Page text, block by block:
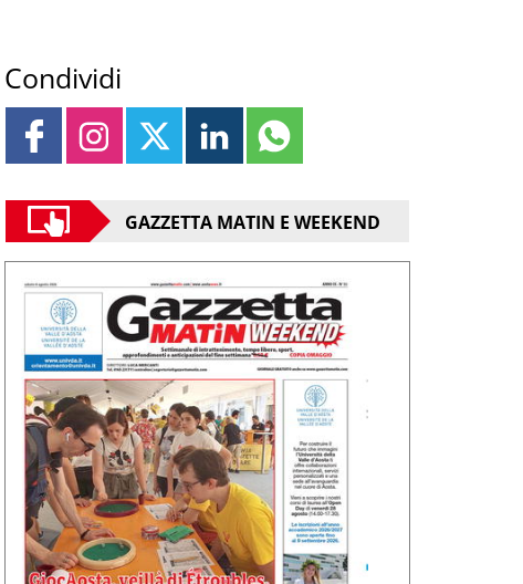
Condividi
GAZZETTA MATIN E WEEKEND